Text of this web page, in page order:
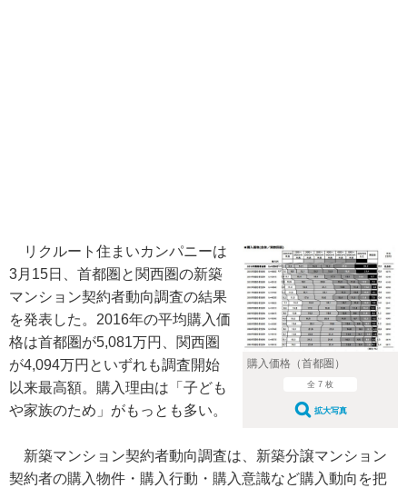
購入価格（首都圏）
全 7 枚
拡大写真
リクルート住まいカンパニーは
3月15日、首都圏と関西圏の新築
マンション契約者動向調査の結果
を発表した。2016年の平均購入価
格は首都圏が5,081万円、関西圏
が4,094万円といずれも調査開始
以来最高額。購入理由は「子ども
や家族のため」がもっとも多い。
新築マンション契約者動向調査は、新築分譲マンション
契約者の購入物件・購入行動・購入意識など購入動向を把